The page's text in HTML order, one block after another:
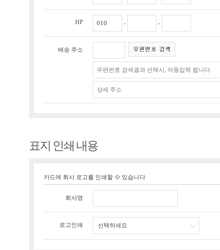
HP - -
배송 주소
표지 인쇄 내용
카드에 회사 로고를 인쇄할 수 있습니다
회사명
로고인쇄 선택하세요